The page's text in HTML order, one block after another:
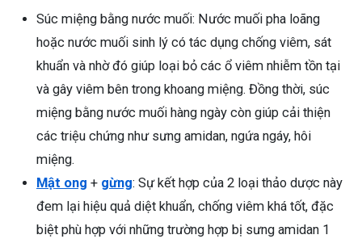
Súc miệng bằng nước muối: Nước muối pha loãng
hoặc nước muối sinh lý có tác dụng chống viêm, sát
khuẩn và nhờ đó giúp loại bỏ các ổ viêm nhiễm tồn tại
và gây viêm bên trong khoang miệng. Đồng thời, súc
miệng bằng nước muối hàng ngày còn giúp cải thiện
các triệu chứng như sưng amidan, ngứa ngáy, hôi
miệng.
Mật ong + gừng: Sự kết hợp của 2 loại thảo dược này
đem lại hiệu quả diệt khuẩn, chống viêm khá tốt, đặc
biệt phù hợp với những trường hợp bị sưng amidan 1